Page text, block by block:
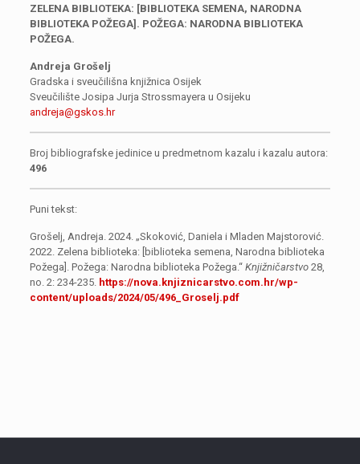
ZELENA BIBLIOTEKA: [BIBLIOTEKA SEMENA, NARODNA
BIBLIOTEKA POŽEGA]. POŽEGA: NARODNA BIBLIOTEKA
POŽEGA.
Andreja Grošelj
Gradska i sveučilišna knjižnica Osijek
Sveučilište Josipa Jurja Strossmayera u Osijeku
andreja@gskos.hr
Broj bibliografske jedinice u predmetnom kazalu i kazalu autora:
496
Puni tekst:
Grošelj, Andreja. 2024. „Skoković, Daniela i Mladen Majstorović.
2022. Zelena biblioteka: [biblioteka semena, Narodna biblioteka
Požega]. Požega: Narodna biblioteka Požega.“ Knjižničarstvo28,
no. 2: 234-235. https://nova.knjiznicarstvo.com.hr/wp-
content/uploads/2024/05/496_Groselj.pdf